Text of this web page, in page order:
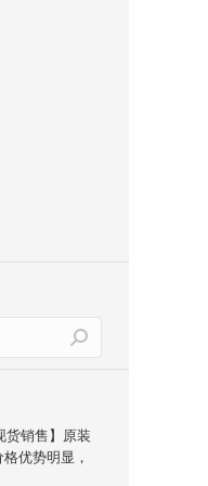
货销售】原装
优势明显，